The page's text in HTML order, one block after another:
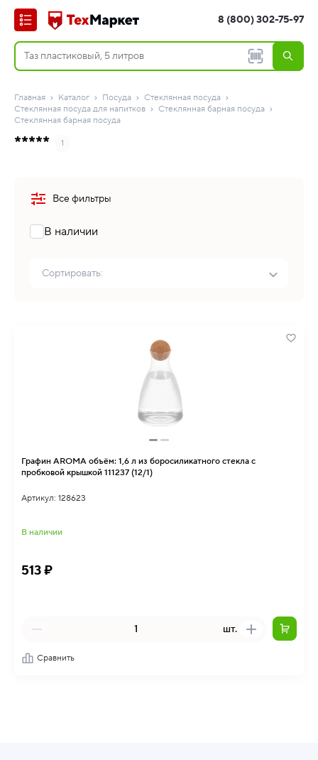
8 (800) 302-75-97
Главная Каталог Посуда
Стеклянная посуда
Стеклянная посуда для напитков
Стеклянная барная посуда
Стеклянная барная посуда
***** 1
Все фильтры
В наличии
Сортировать:
Графин AROMA объём: 1,6 л из боросиликатного стекла с
пробковой крышкой 111237 (12/1)
Артикул: 128623
В наличии
513 ₽
шт.
Сравнить